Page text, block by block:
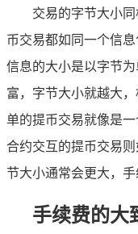
交易的字节大小
币交易都如同一个信
信息的大小是以字节
富，字节大小就越大
单的提币交易就像是
合约交互的提币交易
节大小通常会更大，手
手续费的大